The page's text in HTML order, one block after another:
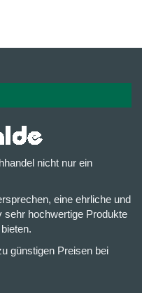
nicht nur ein
eine ehrliche und
sehr hochwertige Produkte
günstigen Preisen bei